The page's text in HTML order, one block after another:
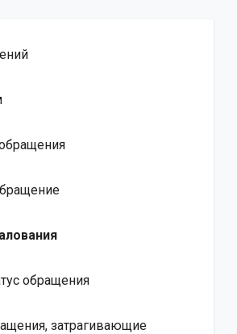
обращения
затрагивающие